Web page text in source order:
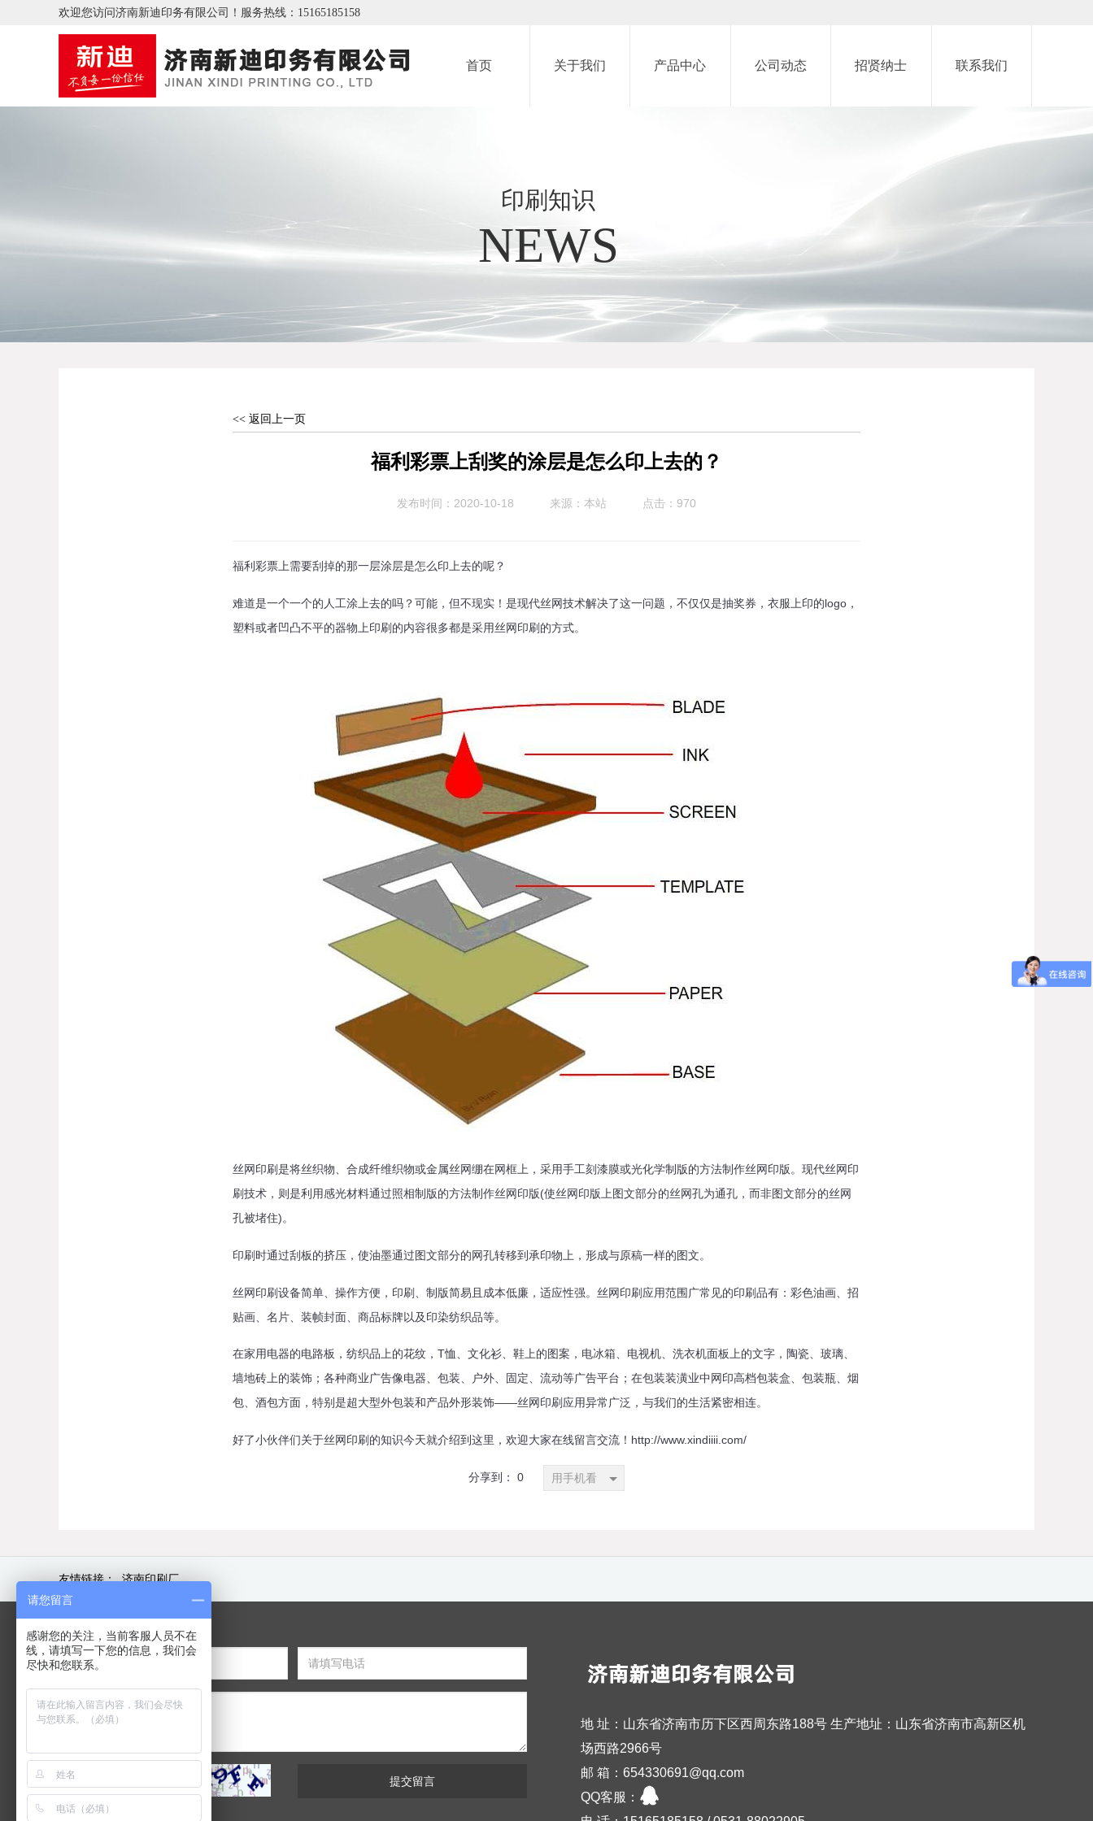
欢迎您访问济南新迪印务有限公司！ 服务热线：15165185158
首页 关于我们 产品中心 公司动态 招贤纳士 联系我们
印刷知识
NEWS
<< 返回上一页
福利彩票上刮奖的涂层是怎么印上去的？
发布时间：2020-10-18 来源：本站 点击：970
福利彩票上需要刮掉的那一层涂层是怎么印上去的呢？
难道是一个一个的人工涂上去的吗？可能，但不现实！是现代丝网技术解决了这一问题，不仅仅是抽奖券，衣服上印的logo，
塑料或者凹凸不平的器物上印刷的内容很多都是采用丝网印刷的方式。
丝网印刷是将丝织物、合成纤维织物或金属丝网绷在网框上，采用手工刻漆膜或光化学制版的方法制作丝网印版。现代丝网印
刷技术，则是利用感光材料通过照相制版的方法制作丝网印版(使丝网印版上图文部分的丝网孔为通孔，而非图文部分的丝网
孔被堵住)。
印刷时通过刮板的挤压，使油墨通过图文部分的网孔转移到承印物上，形成与原稿一样的图文。
丝网印刷设备简单、操作方便，印刷、制版简易且成本低廉，适应性强。丝网印刷应用范围广常见的印刷品有：彩色油画、招
贴画、名片、装帧封面、商品标牌以及印染纺织品等。
在家用电器的电路板，纺织品上的花纹，T恤、文化衫、鞋上的图案，电冰箱、电视机、洗衣机面板上的文字，陶瓷、玻璃、
墙地砖上的装饰；各种商业广告像电器、包装、户外、固定、流动等广告平台；在包装装潢业中网印高档包装盒、包装瓶、烟
包、酒包方面，特别是超大型外包装和产品外形装饰——丝网印刷应用异常广泛，与我们的生活紧密相连。
好了小伙伴们关于丝网印刷的知识今天就介绍到这里，欢迎大家在线留言交流！http://www.xindiiii.com/
分享到： 0 用手机看
友情链接： 济南印刷厂
提交留言
地 址：山东省济南市历下区西周东路188号 生产地址：山东省济南市高新区机
场西路2966号
邮 箱：654330691@qq.com
QQ客服：
请您留言
感谢您的关注，当前客服人员不在
线，请填写一下您的信息，我们会
尽快和您联系。